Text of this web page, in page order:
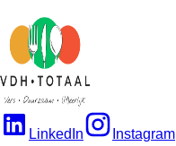
LinkedIn Instagram